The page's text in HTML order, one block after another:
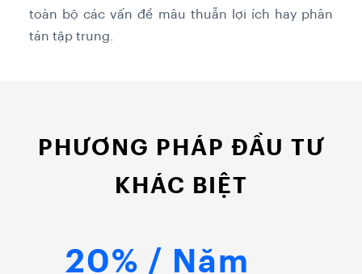
toàn bộ các vấn đề mâu thuẫn lợi ích hay phân
tán tập trung.
PHƯƠNG PHÁP ĐẦU TƯ
KHÁC BIỆT
20% / Năm